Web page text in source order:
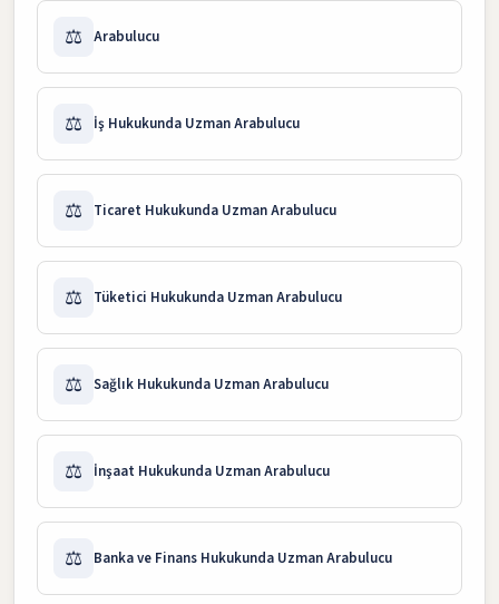
⚖️ Arabulucu
⚖️ İş Hukukunda Uzman Arabulucu
⚖️ Ticaret Hukukunda Uzman Arabulucu
⚖️ Tüketici Hukukunda Uzman Arabulucu
⚖️ Sağlık Hukukunda Uzman Arabulucu
⚖️ İnşaat Hukukunda Uzman Arabulucu
⚖️ Banka ve Finans Hukukunda Uzman Arabulucu